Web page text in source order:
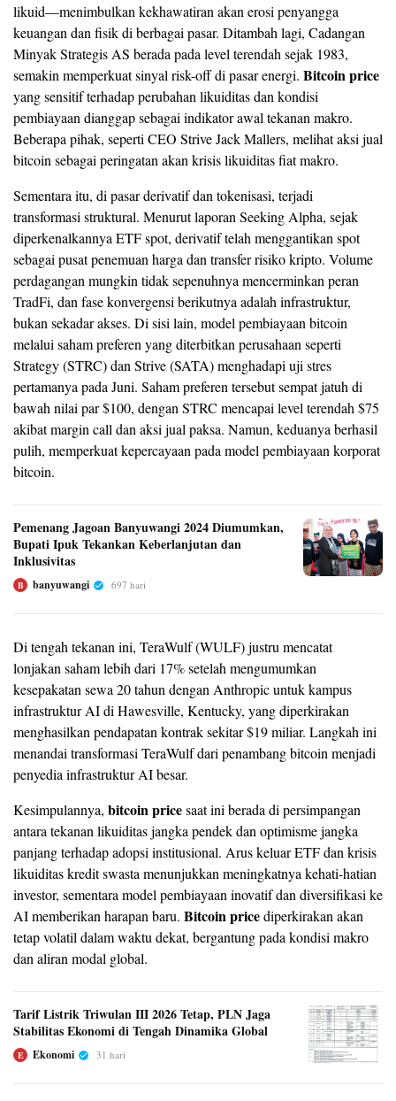
likuid—menimbulkan kekhawatiran akan erosi penyangga
keuangan dan fisik di berbagai pasar. Ditambah lagi, Cadangan
Minyak Strategis AS berada pada level terendah sejak 1983,
semakin memperkuat sinyal risk-off di pasar energi. Bitcoin price
yang sensitif terhadap perubahan likuiditas dan kondisi
pembiayaan dianggap sebagai indikator awal tekanan makro.
Beberapa pihak, seperti CEO Strive Jack Mallers, melihat aksi jual
bitcoin sebagai peringatan akan krisis likuiditas fiat makro.
Sementara itu, di pasar derivatif dan tokenisasi, terjadi
transformasi struktural. Menurut laporan Seeking Alpha, sejak
diperkenalkannya ETF spot, derivatif telah menggantikan spot
sebagai pusat penemuan harga dan transfer risiko kripto. Volume
perdagangan mungkin tidak sepenuhnya mencerminkan peran
TradFi, dan fase konvergensi berikutnya adalah infrastruktur,
bukan sekadar akses. Di sisi lain, model pembiayaan bitcoin
melalui saham preferen yang diterbitkan perusahaan seperti
Strategy (STRC) dan Strive (SATA) menghadapi uji stres
pertamanya pada Juni. Saham preferen tersebut sempat jatuh di
bawah nilai par $100, dengan STRC mencapai level terendah $75
akibat margin call dan aksi jual paksa. Namun, keduanya berhasil
pulih, memperkuat kepercayaan pada model pembiayaan korporat
bitcoin.
Pemenang Jagoan Banyuwangi 2024 Diumumkan,
Bupati Ipuk Tekankan Keberlanjutan dan
Inklusivitas
B banyuwangi 697 hari
Di tengah tekanan ini, TeraWulf (WULF) justru mencatat
lonjakan saham lebih dari 17% setelah mengumumkan
kesepakatan sewa 20 tahun dengan Anthropic untuk kampus
infrastruktur AI di Hawesville, Kentucky, yang diperkirakan
menghasilkan pendapatan kontrak sekitar $19 miliar. Langkah ini
menandai transformasi TeraWulf dari penambang bitcoin menjadi
penyedia infrastruktur AI besar.
Kesimpulannya, bitcoin pricesaat ini berada di persimpangan
antara tekanan likuiditas jangka pendek dan optimisme jangka
panjang terhadap adopsi institusional. Arus keluar ETF dan krisis
likuiditas kredit swasta menunjukkan meningkatnya kehati-hatian
investor, sementara model pembiayaan inovatif dan diversifikasi ke
AI memberikan harapan baru. Bitcoin pricediperkirakan akan
tetap volatil dalam waktu dekat, bergantung pada kondisi makro
dan aliran modal global.
Tarif Listrik Triwulan III 2026 Tetap, PLN Jaga
Stabilitas Ekonomi di Tengah Dinamika Global
E Ekonomi 31 hari